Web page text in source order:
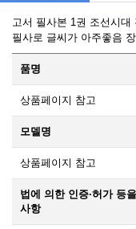
고서 필사본 1권 조선시
필사로 글씨가 아주좋음
품명
상품페이지 참고
모델명
상품페이지 참고
법에 의한 인증·허가 등
사항